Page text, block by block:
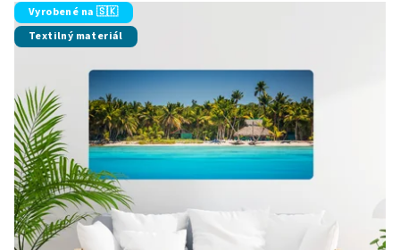
Vyrobené na 🇸🇰
Textilný materiál